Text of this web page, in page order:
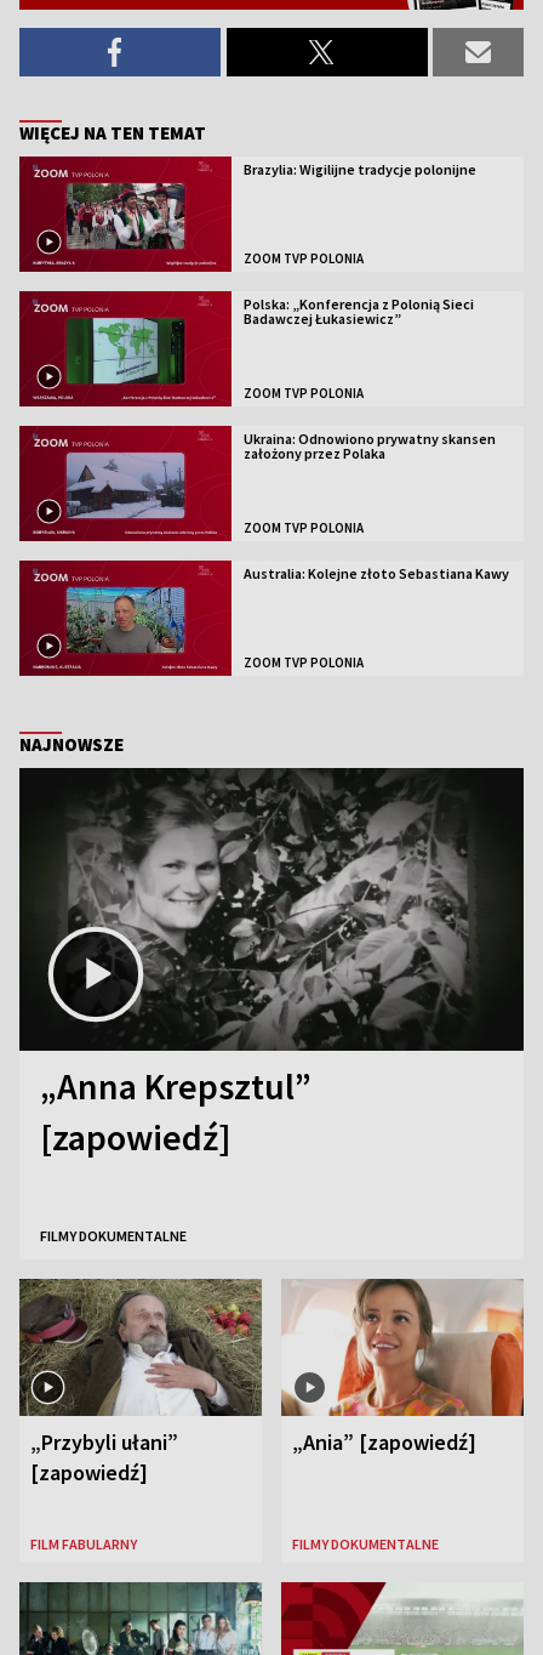
WIĘCEJ NA TEN TEMAT
Brazylia: Wigilijne tradycje polonijne
ZOOM TVP POLONIA
Polska: „Konferencja z Polonią Sieci
Badawczej Łukasiewicz”
ZOOM TVP POLONIA
Ukraina: Odnowiono prywatny skansen
założony przez Polaka
ZOOM TVP POLONIA
Australia: Kolejne złoto Sebastiana Kawy
ZOOM TVP POLONIA
NAJNOWSZE
„Anna Krepsztul”
[zapowiedź]
FILMY DOKUMENTALNE
„Przybyli ułani”
[zapowiedź]
FILM FABULARNY
„Ania” [zapowiedź]
FILMY DOKUMENTALNE